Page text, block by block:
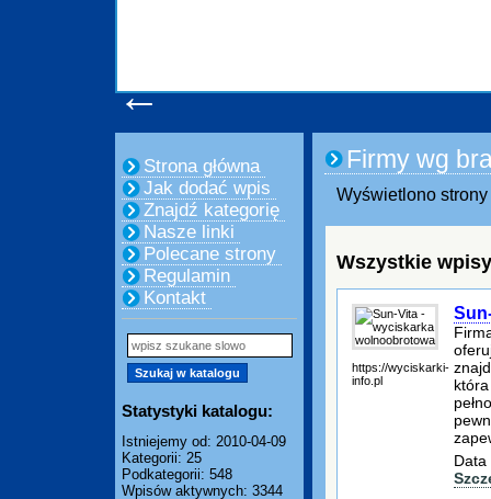
←
Strona główna
Jak dodać wpis
Znajdź kategorię
Nasze linki
Polecane strony
Regulamin
Kontakt
Statystyki katalogu:
Istniejemy od: 2010-04-09
Kategorii: 25
Podkategorii: 548
Wpisów aktywnych: 3344
Firmy wg
Wyświetlono
Wszystkie
https://wyciskarki-
info.pl
Data